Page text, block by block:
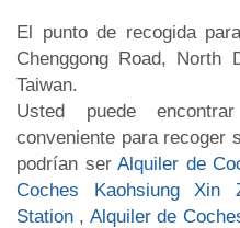
El punto de recogida
Chenggong Road, North
Taiwan.
Usted puede
conveniente para recoger
podrían ser Alquiler de
Coches Kaohsiung Xin
Station , Alquiler de